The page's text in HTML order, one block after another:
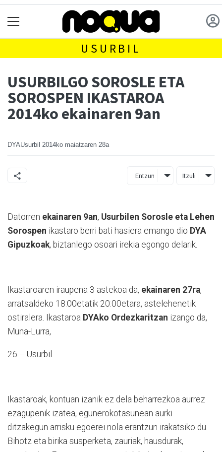
USURBIL
USURBILGO SOROSLE ETA
SOROSPEN IKASTAROA
2014ko ekainaren 9an
DYAUsurbil 2014ko maiatzaren 28a
Entzun Itzuli
Datorren ekainaren 9an, Usurbilen Sorosle eta Lehen
Sorospen ikastaro berri bati hasiera emango dio DYA
Gipuzkoak, biztanlego osoari irekia egongo delarik.
Ikastaroaren iraupena 3 astekoa da, ekainaren 27ra,
arratsaldeko 18:00etatik 20:00etara, astelehenetik
ostiralera. Ikastaroa DYAko Ordezkaritzan izango da,
Muna-Lurra,
26 – Usurbil.
Ikastaroak, kontuan izanik ez dela beharrezkoa aurrez
ezagupenik izatea, egunerokotasunean aurki
ditzakegun arrisku egoerei nola erantzun irakatsiko du.
Bihotz eta birika susperketa, zauriak, hausdurak,